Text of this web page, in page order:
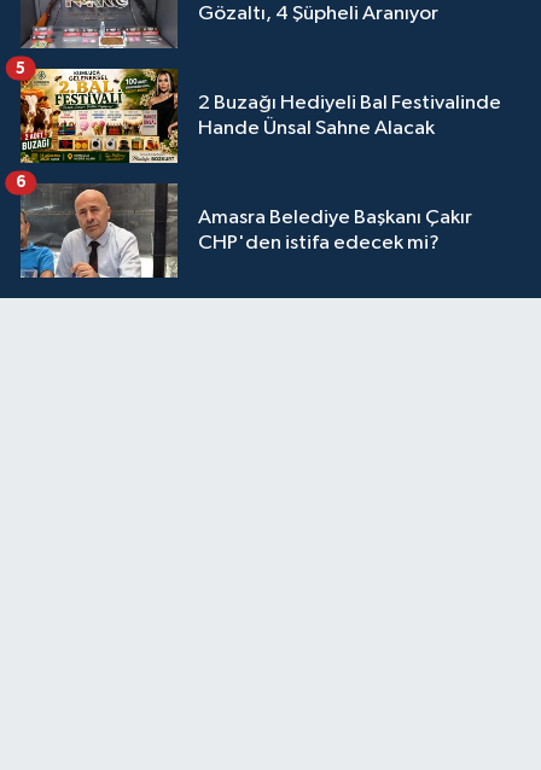
Gözaltı, 4 Şüpheli Aranıyor
2 Buzağı Hediyeli Bal Festivalinde
Hande Ünsal Sahne Alacak
5
Amasra Belediye Başkanı Çakır
CHP'den istifa edecek mi?
6